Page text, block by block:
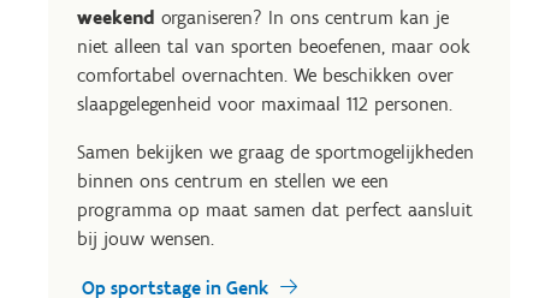
weekend organiseren? In ons centrum kan je
niet alleen tal van sporten beoefenen, maar ook
comfortabel overnachten. We beschikken over
slaapgelegenheid voor maximaal 112 personen.
Samen bekijken we graag de sportmogelijkheden
binnen ons centrum en stellen we een
programma op maat samen dat perfect aansluit
bij jouw wensen.
Op sportstage in Genk